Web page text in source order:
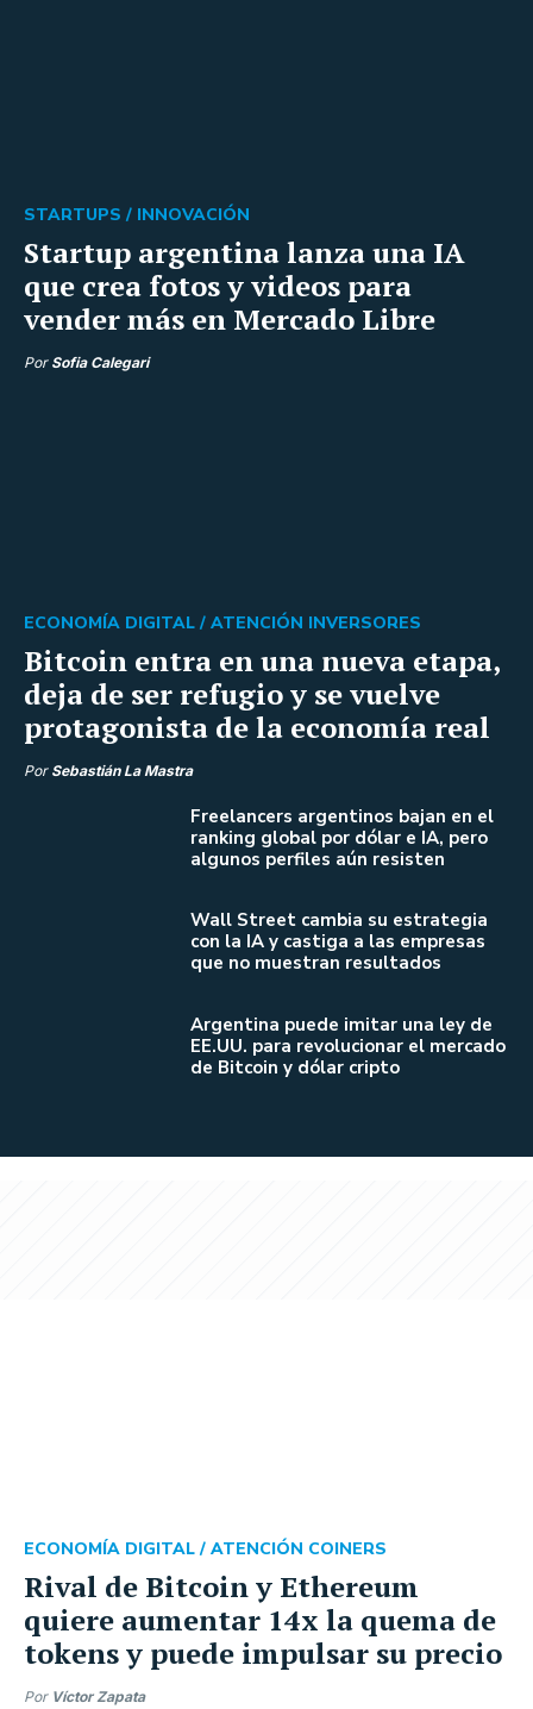
Startup argentina lanza una IA
que crea fotos y videos para
vender más en Mercado Libre
STARTUPS / INNOVACIÓN
Por Sofia Calegari
Bitcoin entra en una nueva etapa,
deja de ser refugio y se vuelve
protagonista de la economía real
ECONOMÍA DIGITAL / ATENCIÓN INVERSORES
Por Sebastián La Mastra
Freelancers argentinos bajan en el
ranking global por dólar e IA, pero
algunos perfiles aún resisten
Wall Street cambia su estrategia
con la IA y castiga a las empresas
que no muestran resultados
Argentina puede imitar una ley de
EE.UU. para revolucionar el mercado
de Bitcoin y dólar cripto
Rival de Bitcoin y Ethereum
quiere aumentar 14x la quema de
tokens y puede impulsar su precio
ECONOMÍA DIGITAL / ATENCIÓN COINERS
Por Víctor Zapata